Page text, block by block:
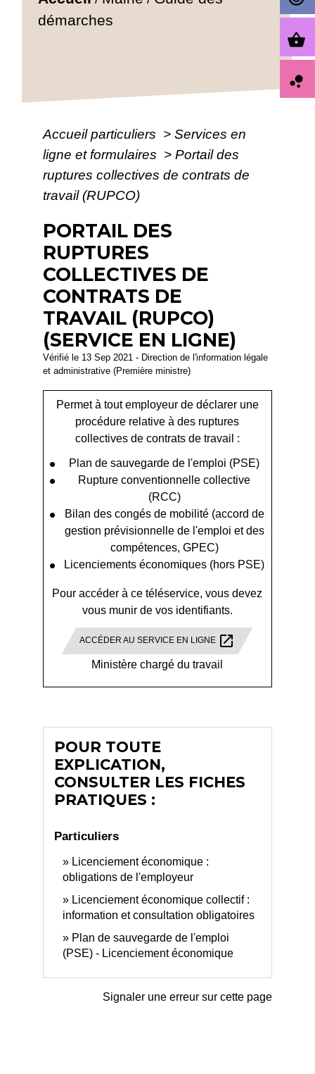
démarches
Accueil particuliers > Services en
ligne et formulaires > Portail des
ruptures collectives de contrats de
travail (RUPCO)
PORTAIL DES
RUPTURES
COLLECTIVES DE
CONTRATS DE
TRAVAIL (RUPCO)
(SERVICE EN LIGNE)
Vérifié le 13 Sep 2021 - Direction de l'information légale
et administrative (Première ministre)
Permet à tout employeur de déclarer une
procédure relative à des ruptures
collectives de contrats de travail :
Plan de sauvegarde de l'emploi (PSE)
Rupture conventionnelle collective
(RCC)
Bilan des congés de mobilité (accord de
gestion prévisionnelle de l'emploi et des
compétences, GPEC)
Licenciements économiques (hors PSE)
Pour accéder à ce téléservice, vous devez
vous munir de vos identifiants.
ACCÉDER AU SERVICE EN LIGNE open_in_new
Ministère chargé du travail
POUR TOUTE
EXPLICATION,
CONSULTER LES FICHES
PRATIQUES :
Particuliers
Licenciement économique :
obligations de l'employeur
Licenciement économique collectif :
information et consultation obligatoires
Plan de sauvegarde de l'emploi
(PSE) - Licenciement économique
Signaler une erreur sur cette page
shopping_basket
bubble_chart